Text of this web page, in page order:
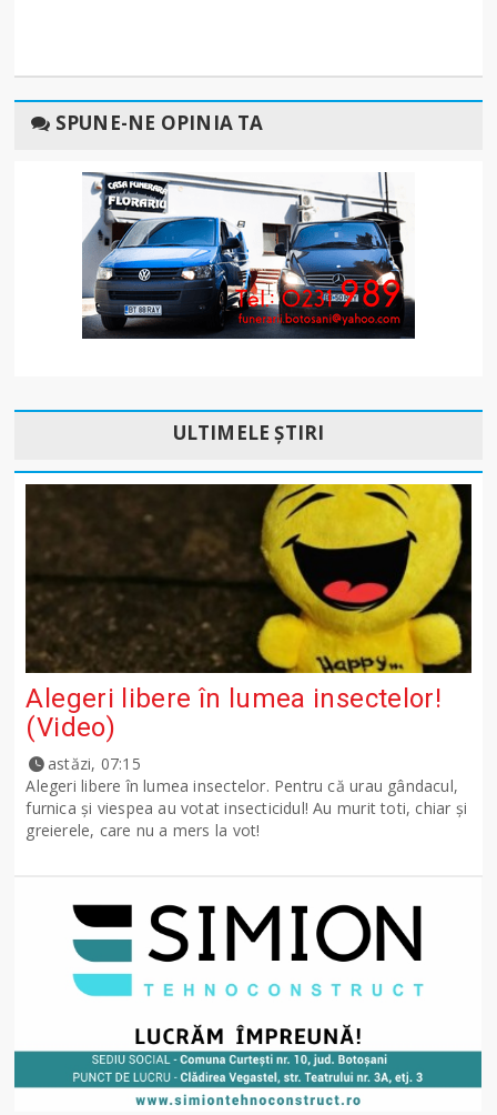
SPUNE-NE OPINIA TA
ULTIMELE ȘTIRI
Alegeri libere în lumea insectelor!
(Video)
astăzi, 07:15
Alegeri libere în lumea insectelor. Pentru că urau gândacul,
furnica și viespea au votat insecticidul! Au murit toti, chiar și
greierele, care nu a mers la vot!